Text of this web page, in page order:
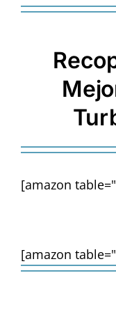
[amazon
[amazon